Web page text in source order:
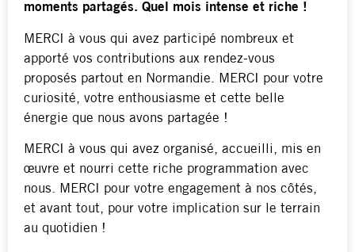
moments partagés. Quel mois intense et riche !
MERCI à vous qui avez participé nombreux et
apporté vos contributions aux rendez-vous
proposés partout en Normandie. MERCI pour votre
curiosité, votre enthousiasme et cette belle
énergie que nous avons partagée !
MERCI à vous qui avez organisé, accueilli, mis en
œuvre et nourri cette riche programmation avec
nous. MERCI pour votre engagement à nos côtés,
et avant tout, pour votre implication sur le terrain
au quotidien !